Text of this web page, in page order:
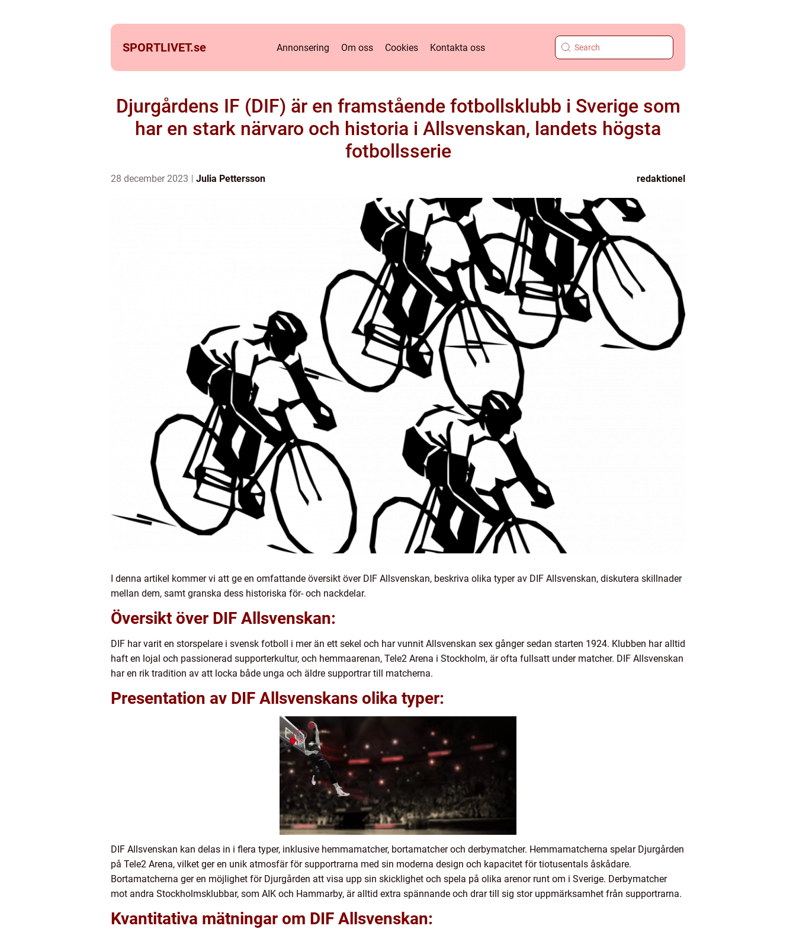
SPORTLIVET.se Annonsering Om oss Cookies Kontakta oss
Djurgårdens IF (DIF) är en framstående fotbollsklubb i Sverige som
har en stark närvaro och historia i Allsvenskan, landets högsta
fotbollsserie
28 december 2023 Julia Pettersson redaktionel
I denna artikel kommer vi att ge en omfattande översikt över DIF Allsvenskan, beskriva olika typer av DIF Allsvenskan, diskutera skillnader
mellan dem, samt granska dess historiska för- och nackdelar.
Översikt över DIF Allsvenskan:
DIF har varit en storspelare i svensk fotboll i mer än ett sekel och har vunnit Allsvenskan sex gånger sedan starten 1924. Klubben har alltid
haft en lojal och passionerad supporterkultur, och hemmaarenan, Tele2 Arena i Stockholm, är ofta fullsatt under matcher. DIF Allsvenskan
har en rik tradition av att locka både unga och äldre supportrar till matcherna.
Presentation av DIF Allsvenskans olika typer:
DIF Allsvenskan kan delas in i flera typer, inklusive hemmamatcher, bortamatcher och derbymatcher. Hemmamatcherna spelar Djurgården
på Tele2 Arena, vilket ger en unik atmosfär för supportrarna med sin moderna design och kapacitet för tiotusentals åskådare.
Bortamatcherna ger en möjlighet för Djurgården att visa upp sin skicklighet och spela på olika arenor runt om i Sverige. Derbymatcher
mot andra Stockholmsklubbar, som AIK och Hammarby, är alltid extra spännande och drar till sig stor uppmärksamhet från supportrarna.
Kvantitativa mätningar om DIF Allsvenskan: